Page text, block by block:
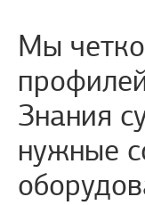
Мы
Знания
нужные